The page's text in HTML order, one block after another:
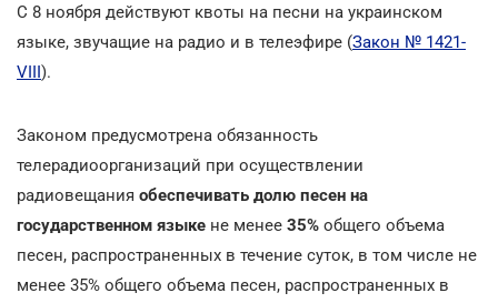
С 8 ноября действуют квоты на песни на украинском
языке, звучащие на радио и в телеэфире (Закон № 1421-
VIII).
Законом предусмотрена обязанность
телерадиоорганизаций при осуществлении
радиовещания обеспечивать долю песен на
государственном языке не менее 35% общего объема
песен, распространенных в течение суток, в том числе не
менее 35% общего объема песен, распространенных в